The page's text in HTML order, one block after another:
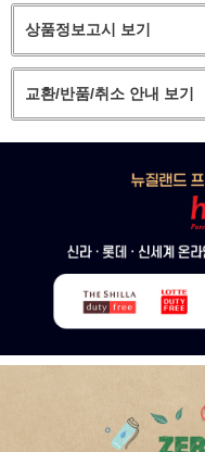
상품정보고시 보기
교환/반품/취소 안내 보기